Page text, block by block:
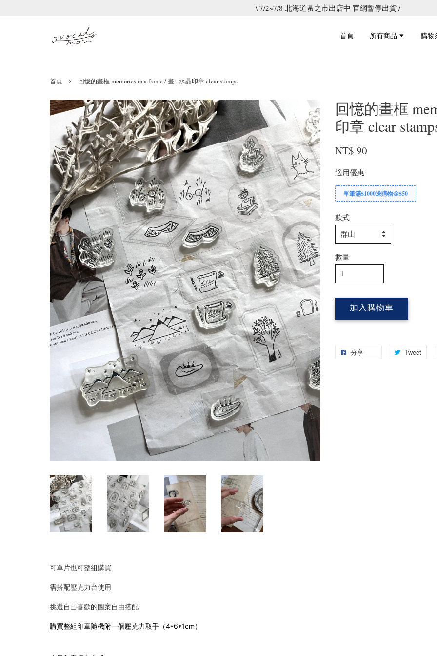
\ 7/2~7/8 北海道蚤之市出店中 官網暫停出貨 /
首頁 所有商品 購物
首頁 › 回憶的畫框 memories in a frame / 畫 - 水晶印章 clear stamps
回憶的畫框
印章 clear
NT$ 90
適用優惠
單筆滿$1000送購物金$50
款式
數量
加入購物車
分享 Tweet
可單片也可整組購買
需搭配壓克力台使用
挑選自己喜歡的圖案自由搭配
購買整組印章隨機附一個壓克力取手（4*6*1cm）